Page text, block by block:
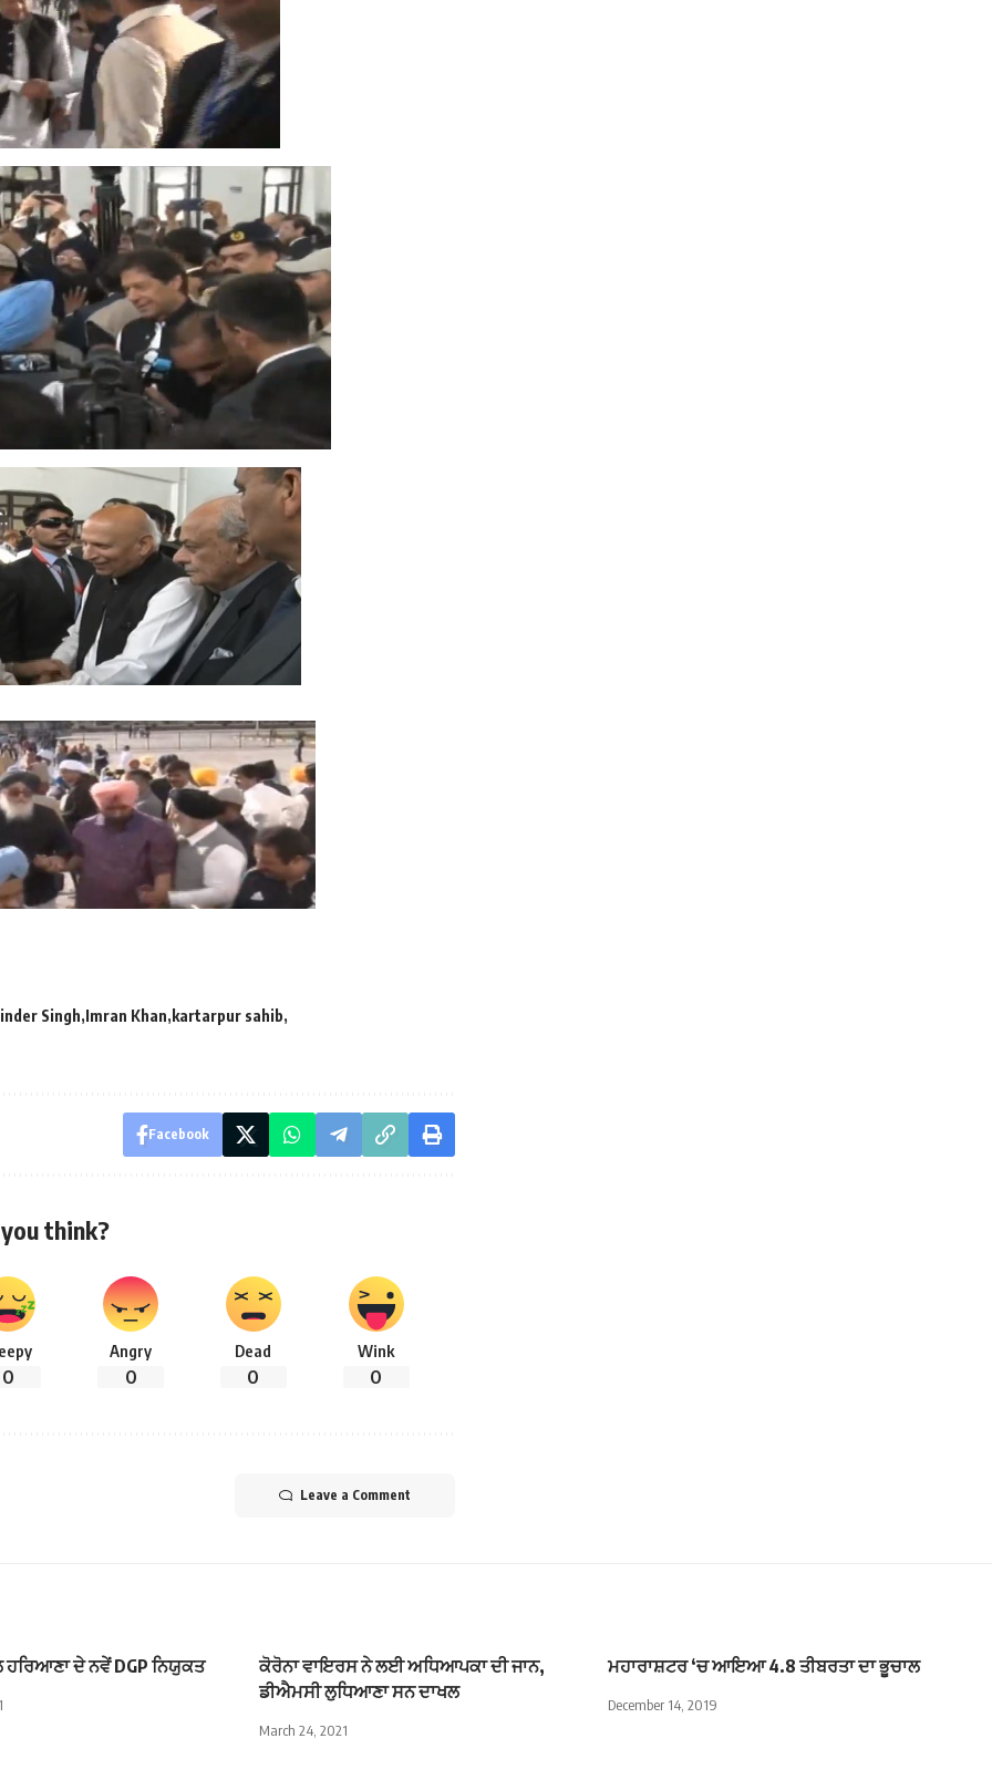
Singh Imran Khan kartarpur sahib
Facebook
think?
0
Angry
0
Dead
0
Wink
0
Leave a Comment
ਦੇ ਨਵੇਂ DGP ਨਿਯੁਕਤ
ਕੋਰੋਨਾ ਵਾਇਰਸ ਨੇ ਲਈ ਅਧਿਆਪਕਾ ਦੀ ਜਾਨ,
ਡੀਐਮਸੀ ਲੁਧਿਆਣਾ ਸਨ ਦਾਖਲ
March 24, 2021
ਮਹਾਰਾਸ਼ਟਰ ‘ਚ ਆਇਆ 4.8 ਤੀਬਰਤਾ ਦਾ ਭੂਚਾਲ
December 14, 2019